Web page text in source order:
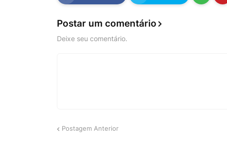
Postar um comentário
Deixe seu comentário.
Postagem Anterior